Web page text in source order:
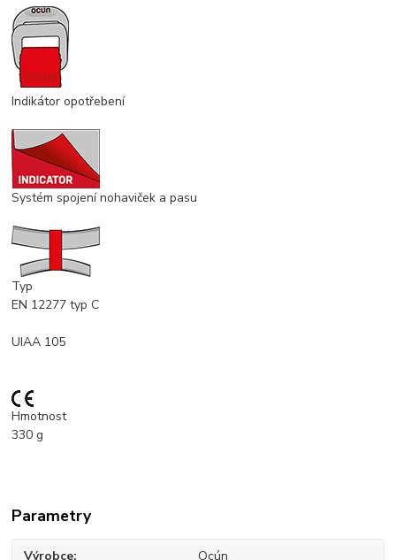
Indikátor opotřebení
Systém spojení nohaviček a pasu
Typ
EN 12277 typ C
UIAA 105
Hmotnost
330g
Parametry
Výrobce Ocún